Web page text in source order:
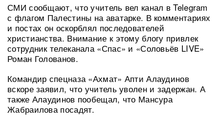
СМИ сообщают, что учитель вел канал в Telegram
с флагом Палестины на аватарке. В комментариях
и постах он оскорблял последователей
христианства. Внимание к этому блогу привлек
сотрудник телеканала «Спас» и «Соловьёв LIVE»
Роман Голованов.
Командир спецназа «Ахмат» Апти Алаудинов
вскоре заявил, что учитель уволен и задержан. А
также Алаудинов пообещал, что Мансура
Жабраилова посадят.